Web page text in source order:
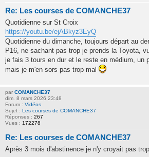
Re: Les courses de COMANCHE37
Quotidienne sur St Croix
https://youtu.be/ejABkyz3EyQ
Quotidienne du dimanche, toujours départ au
P16, ne sachant pas trop je prends la Toyota,
je fais 3 tours en dur et le reste en médium, un
mais je m'en sors pas trop mal
par COMANCHE37
dim. 8 mars 2026 23:48
Forum : Vidéos
Sujet : Les courses de COMANCHE37
Réponses : 267
Vues : 172278
Re: Les courses de COMANCHE37
Après 3 mois d'abstinence je n'y croyait pas trop